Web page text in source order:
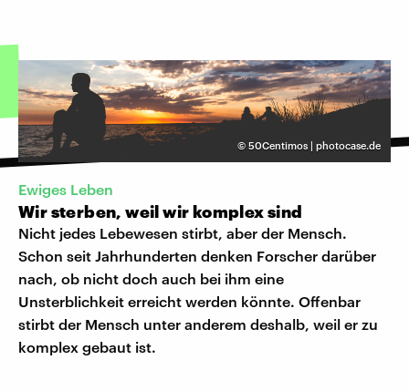
© 50Centimos | photocase.de
Ewiges Leben
Wir sterben, weil wir komplex sind
Nicht jedes Lebewesen stirbt, aber der Mensch.
Schon seit Jahrhunderten denken Forscher darüber
nach, ob nicht doch auch bei ihm eine
Unsterblichkeit erreicht werden könnte. Offenbar
stirbt der Mensch unter anderem deshalb, weil er zu
komplex gebaut ist.